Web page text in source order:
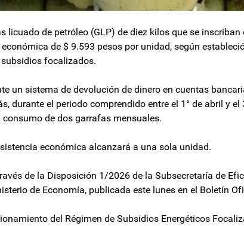
licuado de petróleo (GLP) de diez kilos que se inscriban
de $ 9.593 pesos por unidad, según
focalizados.
un sistema de devolución de dinero en cuentas
durante el periodo comprendido entre el 1° de abril y el
de dos garrafas mensuales.
económica alcanzará a una sola unidad.
de la Disposición 1/2026 de la Subsecretaría de
de Economía, publicada este lunes en el Boletín
del Régimen de Subsidios Energéticos